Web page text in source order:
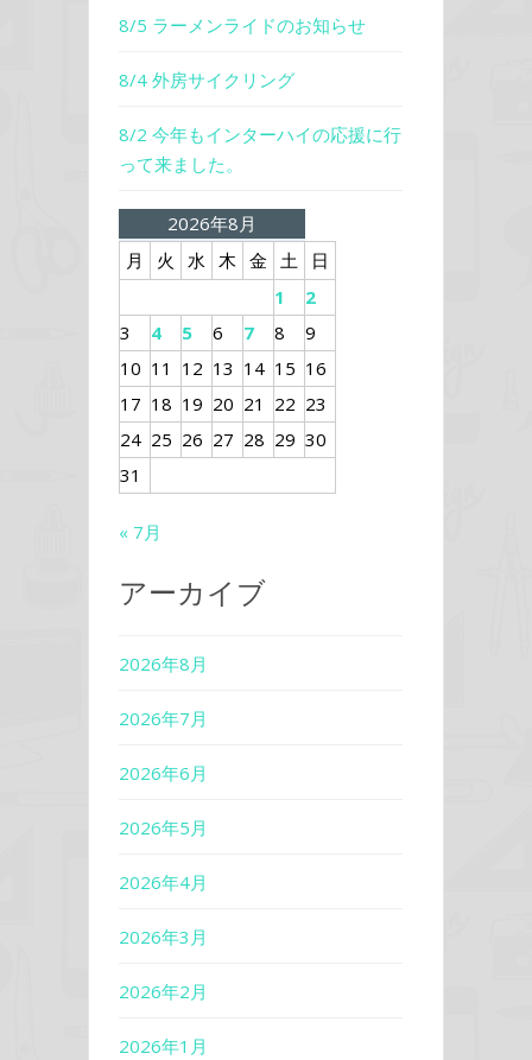
8/5 ラーメンライドのお知らせ
8/4 外房サイクリング
8/2 今年もインターハイの応援に行
って来ました。
2026年8月
月
火 水 木 金 土
日
1
2
3
4 5 6 7 8
9
10 11 12 13 14 15 16
17 18 19 20 21 22 23
24 25 26 27 28 29 30
31
« 7月
アーカイブ
2026年8月
2026年7月
2026年6月
2026年5月
2026年4月
2026年3月
2026年2月
2026年1月